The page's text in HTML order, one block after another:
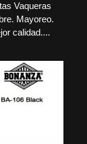
Vaqueras
Mayoreo.
calidad....